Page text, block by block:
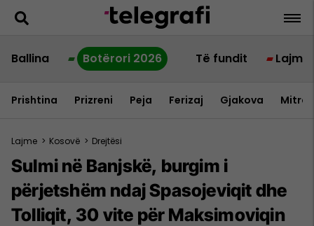
Ballina Botërori 2026 Të fundit Lajme
Prishtina Prizreni Peja Ferizaj Gjakova
Lajme > Kosovë > Drejtësi
Sulmi në Banjskë, burgim i
përjetshëm ndaj Spasojeviqit dhe
Tolliqit, 30 vite për Maksimoviqin